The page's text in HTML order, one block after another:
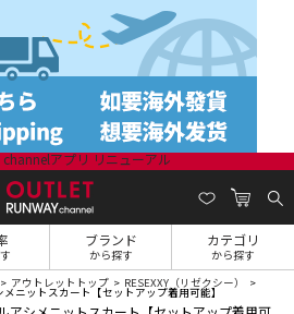
ブランド
から探す
カテゴリ
から探す
アウトレットトップ RESEXXY（リゼクシー）
ニットスカート【セットアップ着用可能】